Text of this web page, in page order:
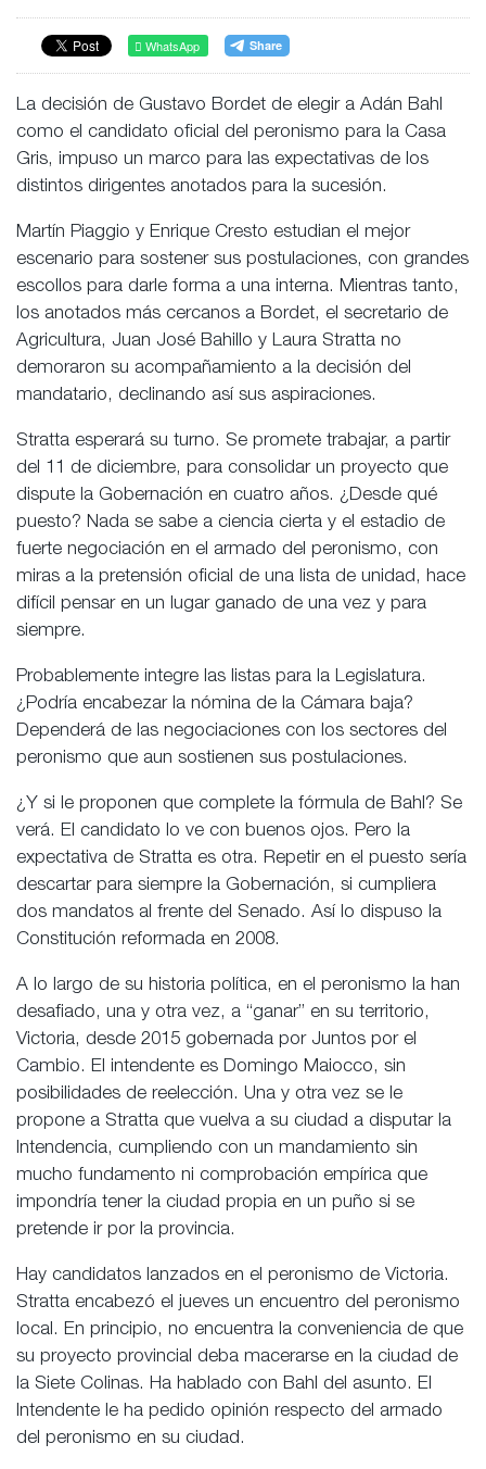
WhatsApp
La decisión de Gustavo Bordet de elegir a Adán Bahl
como el candidato oficial del peronismo para la Casa
Gris, impuso un marco para las expectativas de los
distintos dirigentes anotados para la sucesión.
Martín Piaggio y Enrique Cresto estudian el mejor
escenario para sostener sus postulaciones, con grandes
escollos para darle forma a una interna. Mientras tanto,
los anotados más cercanos a Bordet, el secretario de
Agricultura, Juan José Bahillo y Laura Stratta no
demoraron su acompañamiento a la decisión del
mandatario, declinando así sus aspiraciones.
Stratta esperará su turno. Se promete trabajar, a partir
del 11 de diciembre, para consolidar un proyecto que
dispute la Gobernación en cuatro años. ¿Desde qué
puesto? Nada se sabe a ciencia cierta y el estadio de
fuerte negociación en el armado del peronismo, con
miras a la pretensión oficial de una lista de unidad, hace
difícil pensar en un lugar ganado de una vez y para
siempre.
Probablemente integre las listas para la Legislatura.
¿Podría encabezar la nómina de la Cámara baja?
Dependerá de las negociaciones con los sectores del
peronismo que aun sostienen sus postulaciones.
¿Y si le proponen que complete la fórmula de Bahl? Se
verá. El candidato lo ve con buenos ojos. Pero la
expectativa de Stratta es otra. Repetir en el puesto sería
descartar para siempre la Gobernación, si cumpliera
dos mandatos al frente del Senado. Así lo dispuso la
Constitución reformada en 2008.
A lo largo de su historia política, en el peronismo la han
desafiado, una y otra vez, a “ganar” en su territorio,
Victoria, desde 2015 gobernada por Juntos por el
Cambio. El intendente es Domingo Maiocco, sin
posibilidades de reelección. Una y otra vez se le
propone a Stratta que vuelva a su ciudad a disputar la
Intendencia, cumpliendo con un mandamiento sin
mucho fundamento ni comprobación empírica que
impondría tener la ciudad propia en un puño si se
pretende ir por la provincia.
Hay candidatos lanzados en el peronismo de Victoria.
Stratta encabezó el jueves un encuentro del peronismo
local. En principio, no encuentra la conveniencia de que
su proyecto provincial deba macerarse en la ciudad de
la Siete Colinas. Ha hablado con Bahl del asunto. El
Intendente le ha pedido opinión respecto del armado
del peronismo en su ciudad.